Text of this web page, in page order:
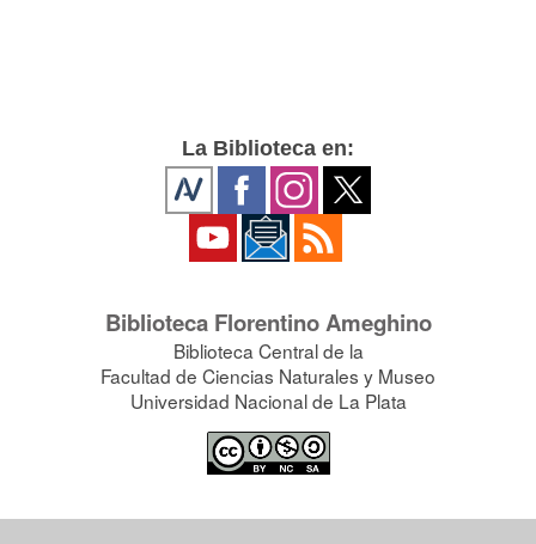
La Biblioteca en:
Biblioteca Florentino Ameghino
Biblioteca Central de la
Facultad de Ciencias Naturales y Museo
Universidad Nacional de La Plata